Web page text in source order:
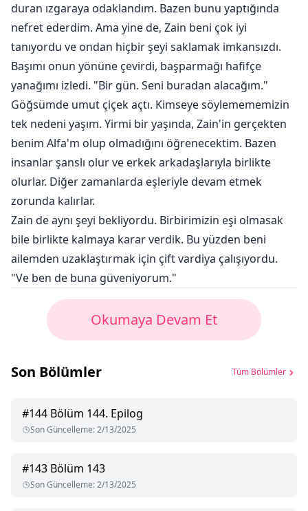
duran ızgaraya odaklandım. Bazen bunu yaptığında
nefret ederdim. Ama yine de, Zain beni çok iyi
tanıyordu ve ondan hiçbir şeyi saklamak imkansızdı.
Başımı onun yönüne çevirdi, başparmağı hafifçe
yanağımı izledi. "Bir gün. Seni buradan alacağım."
Göğsümde umut çiçek açtı. Kimseye söylemememizin
tek nedeni yaşım. Yirmi bir yaşında, Zain'in gerçekten
benim Alfa'm olup olmadığını öğrenecektim. Bazen
insanlar şanslı olur ve erkek arkadaşlarıyla birlikte
olurlar. Diğer zamanlarda eşleriyle devam etmek
zorunda kalırlar.
Zain de aynı şeyi bekliyordu. Birbirimizin eşi olmasak
bile birlikte kalmaya karar verdik. Bu yüzden beni
ailemden uzaklaştırmak için çift vardiya çalışıyordu.
"Ve ben de buna güveniyorum."
Okumaya Devam Et
Son Bölümler Tüm Bölümler
#144 Bölüm 144. Epilog
Son Güncelleme:2/13/2025
#143 Bölüm 143
Son Güncelleme:2/13/2025